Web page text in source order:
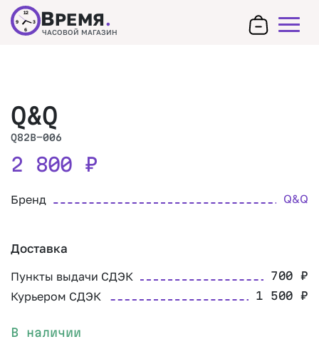
12
3
6
9 ВРЕМЯ.
ЧАСОВОЙ МАГАЗИН
Q&Q
Q82B-006
2 800 ₽
Бренд Q&Q
Доставка
Пункты выдачи СДЭК 700₽
Курьером СДЭК 1 500₽
В наличии